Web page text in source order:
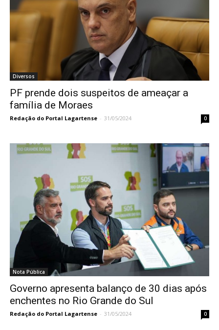
Diversos
PF prende dois suspeitos de ameaçar a
família de Moraes
Redação do Portal Lagartense - 31/05/2024 0
Nota Pública
Governo apresenta balanço de 30 dias após
enchentes no Rio Grande do Sul
Redação do Portal Lagartense - 31/05/2024 0